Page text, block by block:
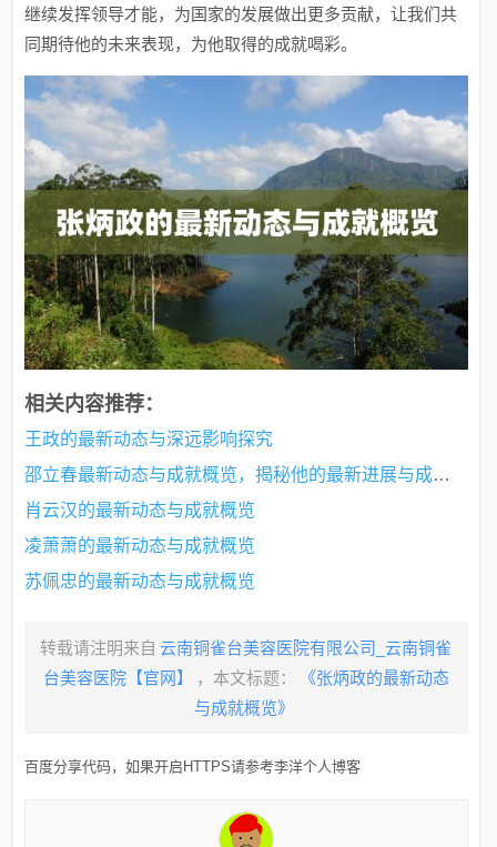
继续发挥领导才能，为国家的发展做出更多贡献，让我们共
同期待他的未来表现，为他取得的成就喝彩。
相关内容推荐：
王政的最新动态与深远影响探究
邵立春最新动态与成就概览，揭秘他的最新进展与成就亮点
肖云汉的最新动态与成就概览
凌萧萧的最新动态与成就概览
苏佩忠的最新动态与成就概览
转载请注明来自 云南铜雀台美容医院有限公司_云南铜雀
台美容医院【官网】
，本文标题：
《张炳政的最新动态
与成就概览》
百度分享代码，如果开启HTTPS请参考李洋个人博客